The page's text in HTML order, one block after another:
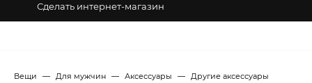
Сделать интернет-магазин
Вещи Для мужчин Аксессуары
Другие аксессуары